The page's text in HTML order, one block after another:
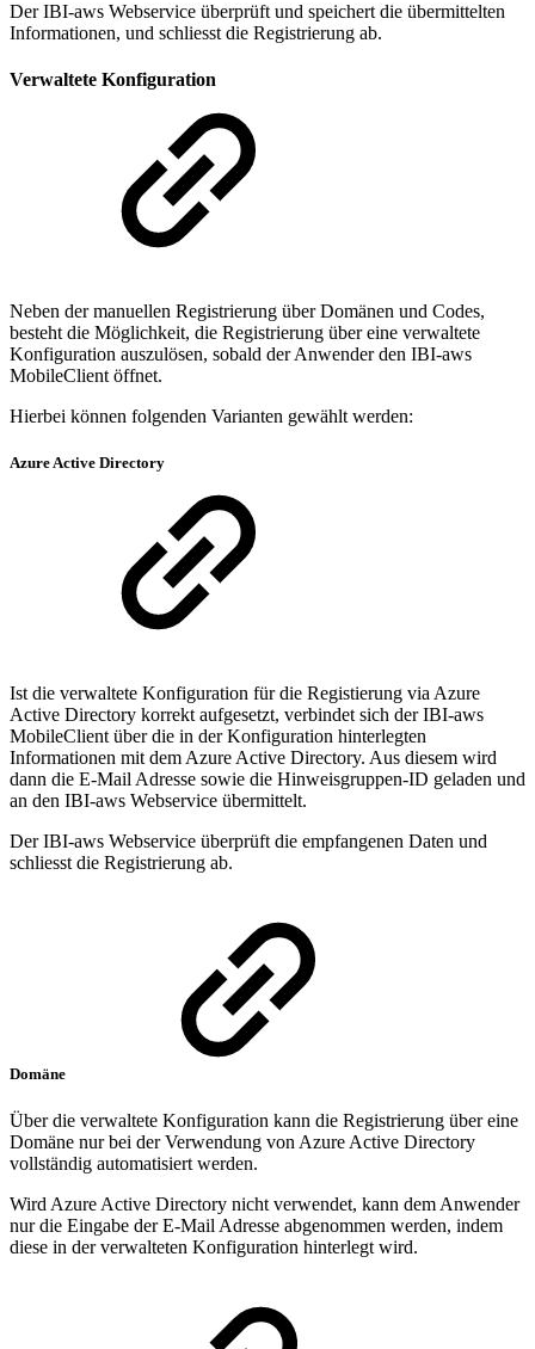
Der IBI-aws Webservice überprüft und speichert die übermittelten
Informationen, und schliesst die Registrierung ab.
Verwaltete Konfiguration
Neben der manuellen Registrierung über Domänen und Codes,
besteht die Möglichkeit, die Registrierung über eine verwaltete
Konfiguration auszulösen, sobald der Anwender den IBI-aws
MobileClient öffnet.
Hierbei können folgenden Varianten gewählt werden:
Azure Active Directory
Ist die verwaltete Konfiguration für die Registierung via Azure
Active Directory korrekt aufgesetzt, verbindet sich der IBI-aws
MobileClient über die in der Konfiguration hinterlegten
Informationen mit dem Azure Active Directory. Aus diesem wird
dann die E-Mail Adresse sowie die Hinweisgruppen-ID geladen und
an den IBI-aws Webservice übermittelt.
Der IBI-aws Webservice überprüft die empfangenen Daten und
schliesst die Registrierung ab.
Domäne
Über die verwaltete Konfiguration kann die Registrierung über eine
Domäne nur bei der Verwendung von Azure Active Directory
vollständig automatisiert werden.
Wird Azure Active Directory nicht verwendet, kann dem Anwender
nur die Eingabe der E-Mail Adresse abgenommen werden, indem
diese in der verwalteten Konfiguration hinterlegt wird.